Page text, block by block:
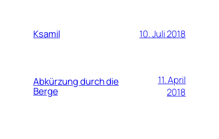
Ksamil 10. Juli 2018
Abkürzung durch die
Berge
11. April
2018